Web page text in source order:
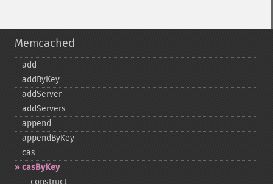
Memcached
add
addByKey
addServer
addServers
append
appendByKey
cas
casByKey
_​_​construct